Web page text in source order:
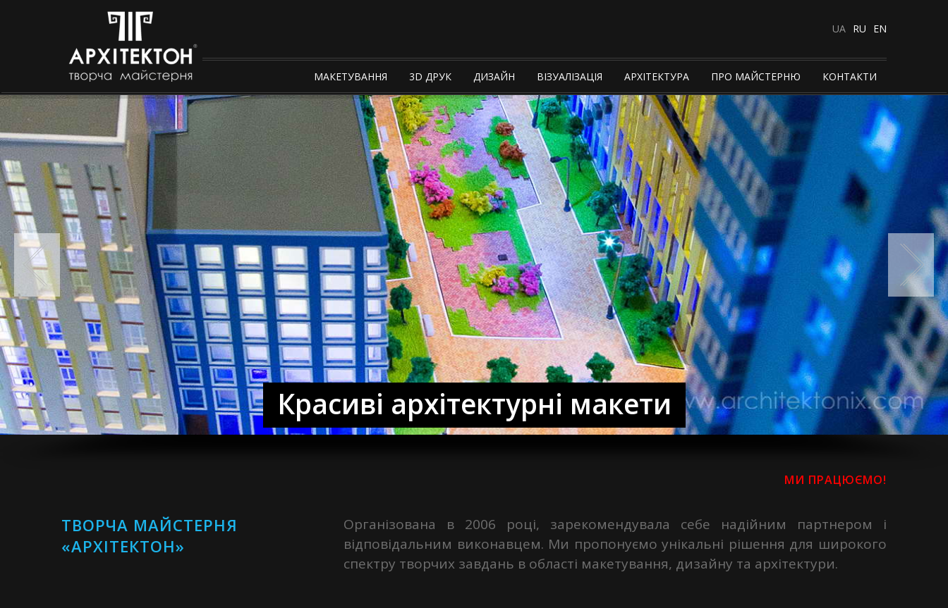
UA RU EN
МАКЕТУВАННЯ 3D ДРУК ДИЗАЙН ВІЗУАЛІЗАЦІЯ АРХІТЕКТУРА ПРО МАЙСТЕРНЮ КОНТАКТИ
Красиві архітектурні макети
МИ ПРАЦЮЄМО!
ТВОРЧА МАЙСТЕРНЯ
«АРХІТЕКТОН»
Організована в 2006 році, зарекомендувала себе надійним партнером і
відповідальним виконавцем. Ми пропонуємо унікальні рішення для широкого
спектру творчих завдань в області макетування, дизайну та архітектури.